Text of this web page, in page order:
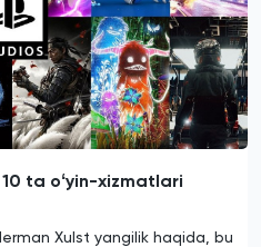
ta oʻyin-xizmatlari
Xulst yangilik haqida, bu